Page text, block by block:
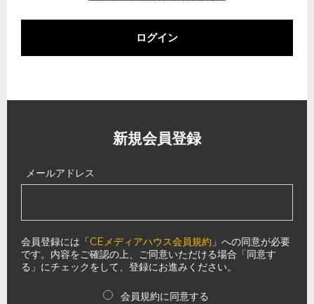
ログイン
新規会員登録
メールアドレス
会員登録には「CEメディアハウス会員規約 」への同意が必要
です。内容をご確認の上、ご同意いただける場合「同意す
る」にチェックをして、登録にお進みください。
会員規約に同意する